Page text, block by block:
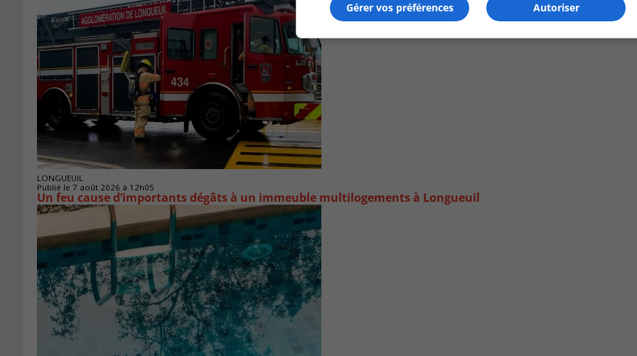
LONGUEUIL
Publié le 7 août 2026 à 12h05
Un feu cause d’importants dégâts à un immeuble multilogements à Longueuil
Autoriser
Gérer vos préférences